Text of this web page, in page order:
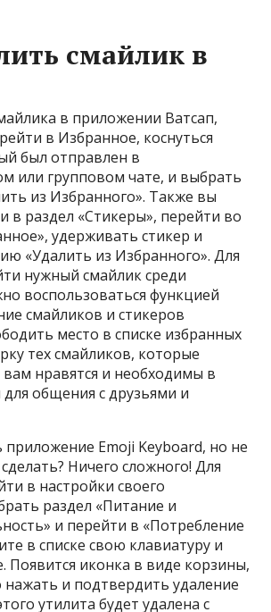
смайлик в
в приложении Ватсап,
в Избранное, коснуться
был отправлен в
или групповом чате, и выбрать
из Избранного». Также вы
в раздел «Стикеры», перейти во
удерживать стикер и
«Удалить из Избранного». Для
нужный смайлик среди
воспользоваться функцией
смайликов и стикеров
место в списке избранных
тех смайликов, которые
нравятся и необходимы в
общения с друзьями и
приложение Emoji Keyboard, но не
Ничего сложного! Для
в настройки своего
раздел «Питание и
и перейти в «Потребление
в списке свою клавиатуру и
Появится иконка в виде корзины,
и подтвердить удаление
утилита будет удалена с